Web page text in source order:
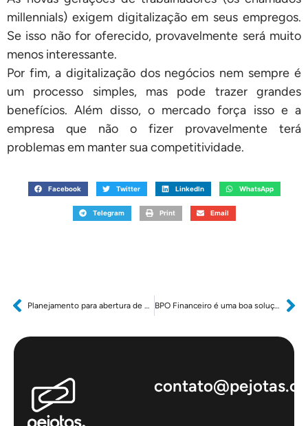
millennials) exigem digitalização em seus empregos.
Se isso não for oferecido, provavelmente será muito
menos interessante.
Por fim, a digitalização dos negócios nem sempre é
um processo simples, mas pode trazer grandes
benefícios. Além disso, o mercado força isso e a
empresa que não o fizer provavelmente terá
problemas em manter sua competitividade.
Facebook Twitter LinkedIn WhatsApp
Telegram Print Email
Planejamento para abertura de empresa: o que é necessário e como montar um projeto BPO Financeiro é uma boa solução: vantagens e ganhos reais!